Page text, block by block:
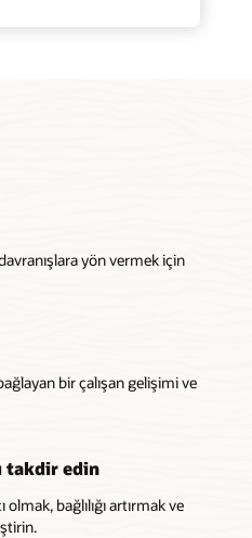
yön vermek için
bir çalışan gelişimi ve
takdir edin
bağlılığı artırmak ve